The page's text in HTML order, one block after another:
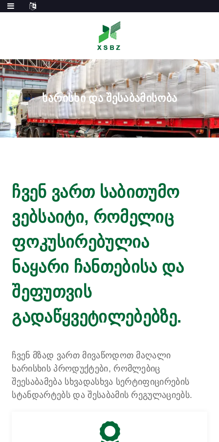
ᲮᲐᲠᲘᲡᲮᲘ ᲓᲐ ᲨᲔᲡᲐᲑᲐᲛᲘᲡᲝᲑᲐ
ჩვენ ვართ საბითუმო
ვებსაიტი, რომელიც
ფოკუსირებულია
ნაყარი ჩანთებისა და
შეფუთვის
გადაწყვეტილებებზე.
ჩვენ მზად ვართ მივაწოდოთ მაღალი
ხარისხის პროდუქტები, რომლებიც
შეესაბამება სხვადასხვა სერტიფიცირების
სტანდარტებს და შესაბამის რეგულაციებს.